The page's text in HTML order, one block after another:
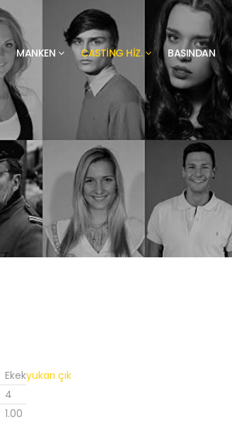
MANKEN CASTING HIZ. BASINDAN
Ekek
4
1.00
yukarı çık